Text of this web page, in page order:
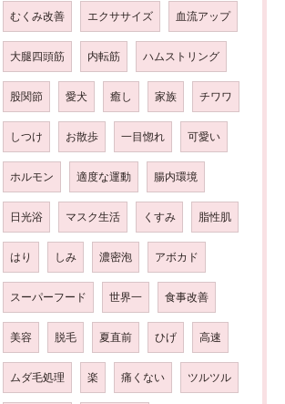
むくみ改善 エクササイズ 血流アップ
大腿四頭筋 内転筋 ハムストリング
股関節 愛犬 癒し 家族 チワワ
しつけ お散歩 一目惚れ 可愛い
ホルモン 適度な運動 腸内環境
日光浴 マスク生活 くすみ 脂性肌
はり しみ 濃密泡 アボカド
スーパーフード 世界一 食事改善
美容 脱毛 夏直前 ひげ 高速
ムダ毛処理 楽 痛くない ツルツル